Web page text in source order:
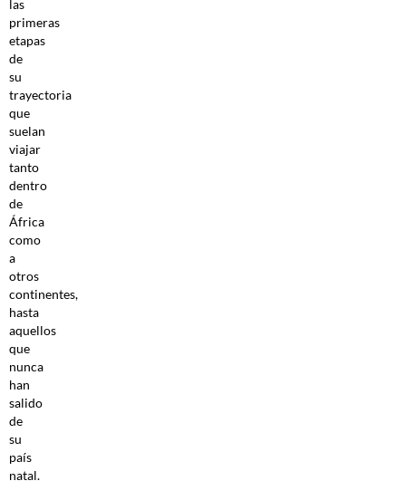
las
primeras
etapas
de
su
trayectoria
que
suelan
viajar
tanto
dentro
de
África
como
a
otros
continentes,
hasta
aquellos
que
nunca
han
salido
de
su
país
natal.